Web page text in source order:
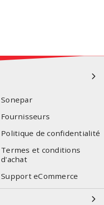
Sonepar
Fournisseurs
Politique de confidentialité
Termes et conditions
d'achat
Support eCommerce